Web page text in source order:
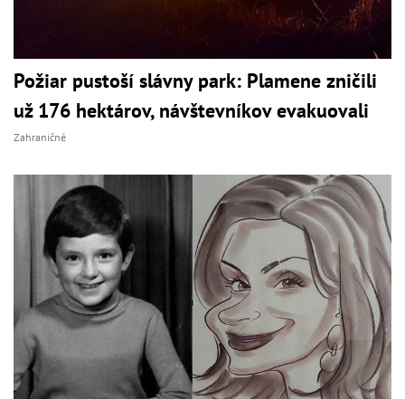
Požiar pustoší slávny park: Plamene zničili
už 176 hektárov, návštevníkov evakuovali
Zahraničné